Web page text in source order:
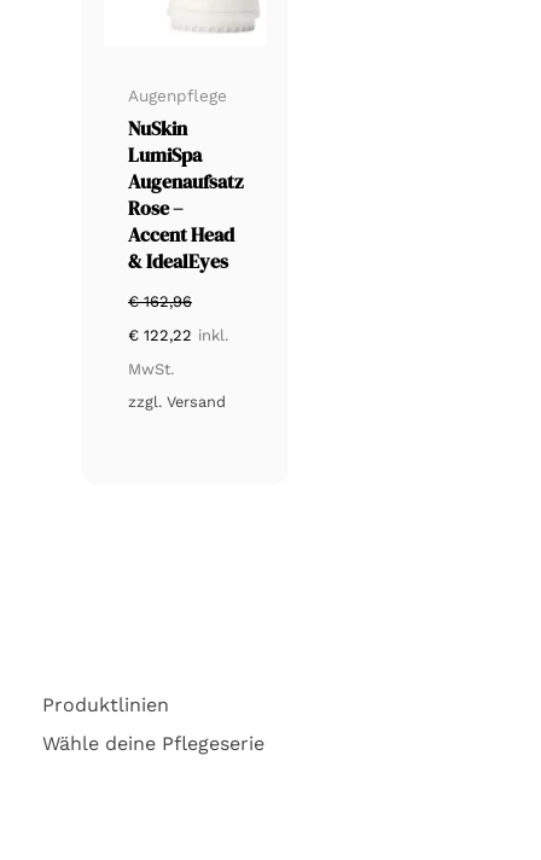
Produktlinien
Wähle deine Pflegeserie
Augenpflege
NuSkin
LumiSpa
Augenaufsatz
Rose –
Accent Head
& IdealEyes
€162,96
Ursprünglicher
Preis
war:
€ 122,22
Aktueller
Preis
inkl.
MwSt.
zzgl. Versand